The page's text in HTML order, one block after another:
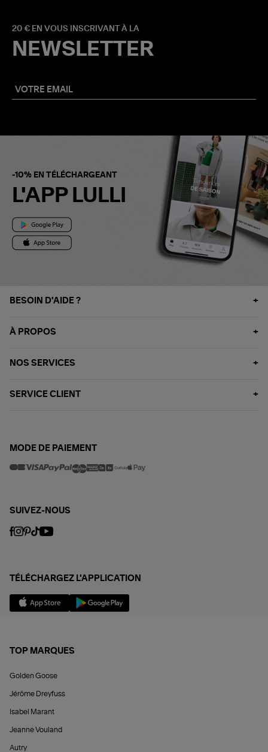
20 € EN VOUS INSCRIVANT À LA
NEWSLETTER
-10% EN TÉLÉCHARGEANT
L'APP LULLI
BESOIN D'AIDE ?
À PROPOS
NOS SERVICES
SERVICE CLIENT
MODE DE PAIEMENT
SUIVEZ-NOUS
TÉLÉCHARGEZ L'APPLICATION
TOP MARQUES
Golden Goose
Jérôme Dreyfuss
Isabel Marant
Jeanne Vouland
Autry